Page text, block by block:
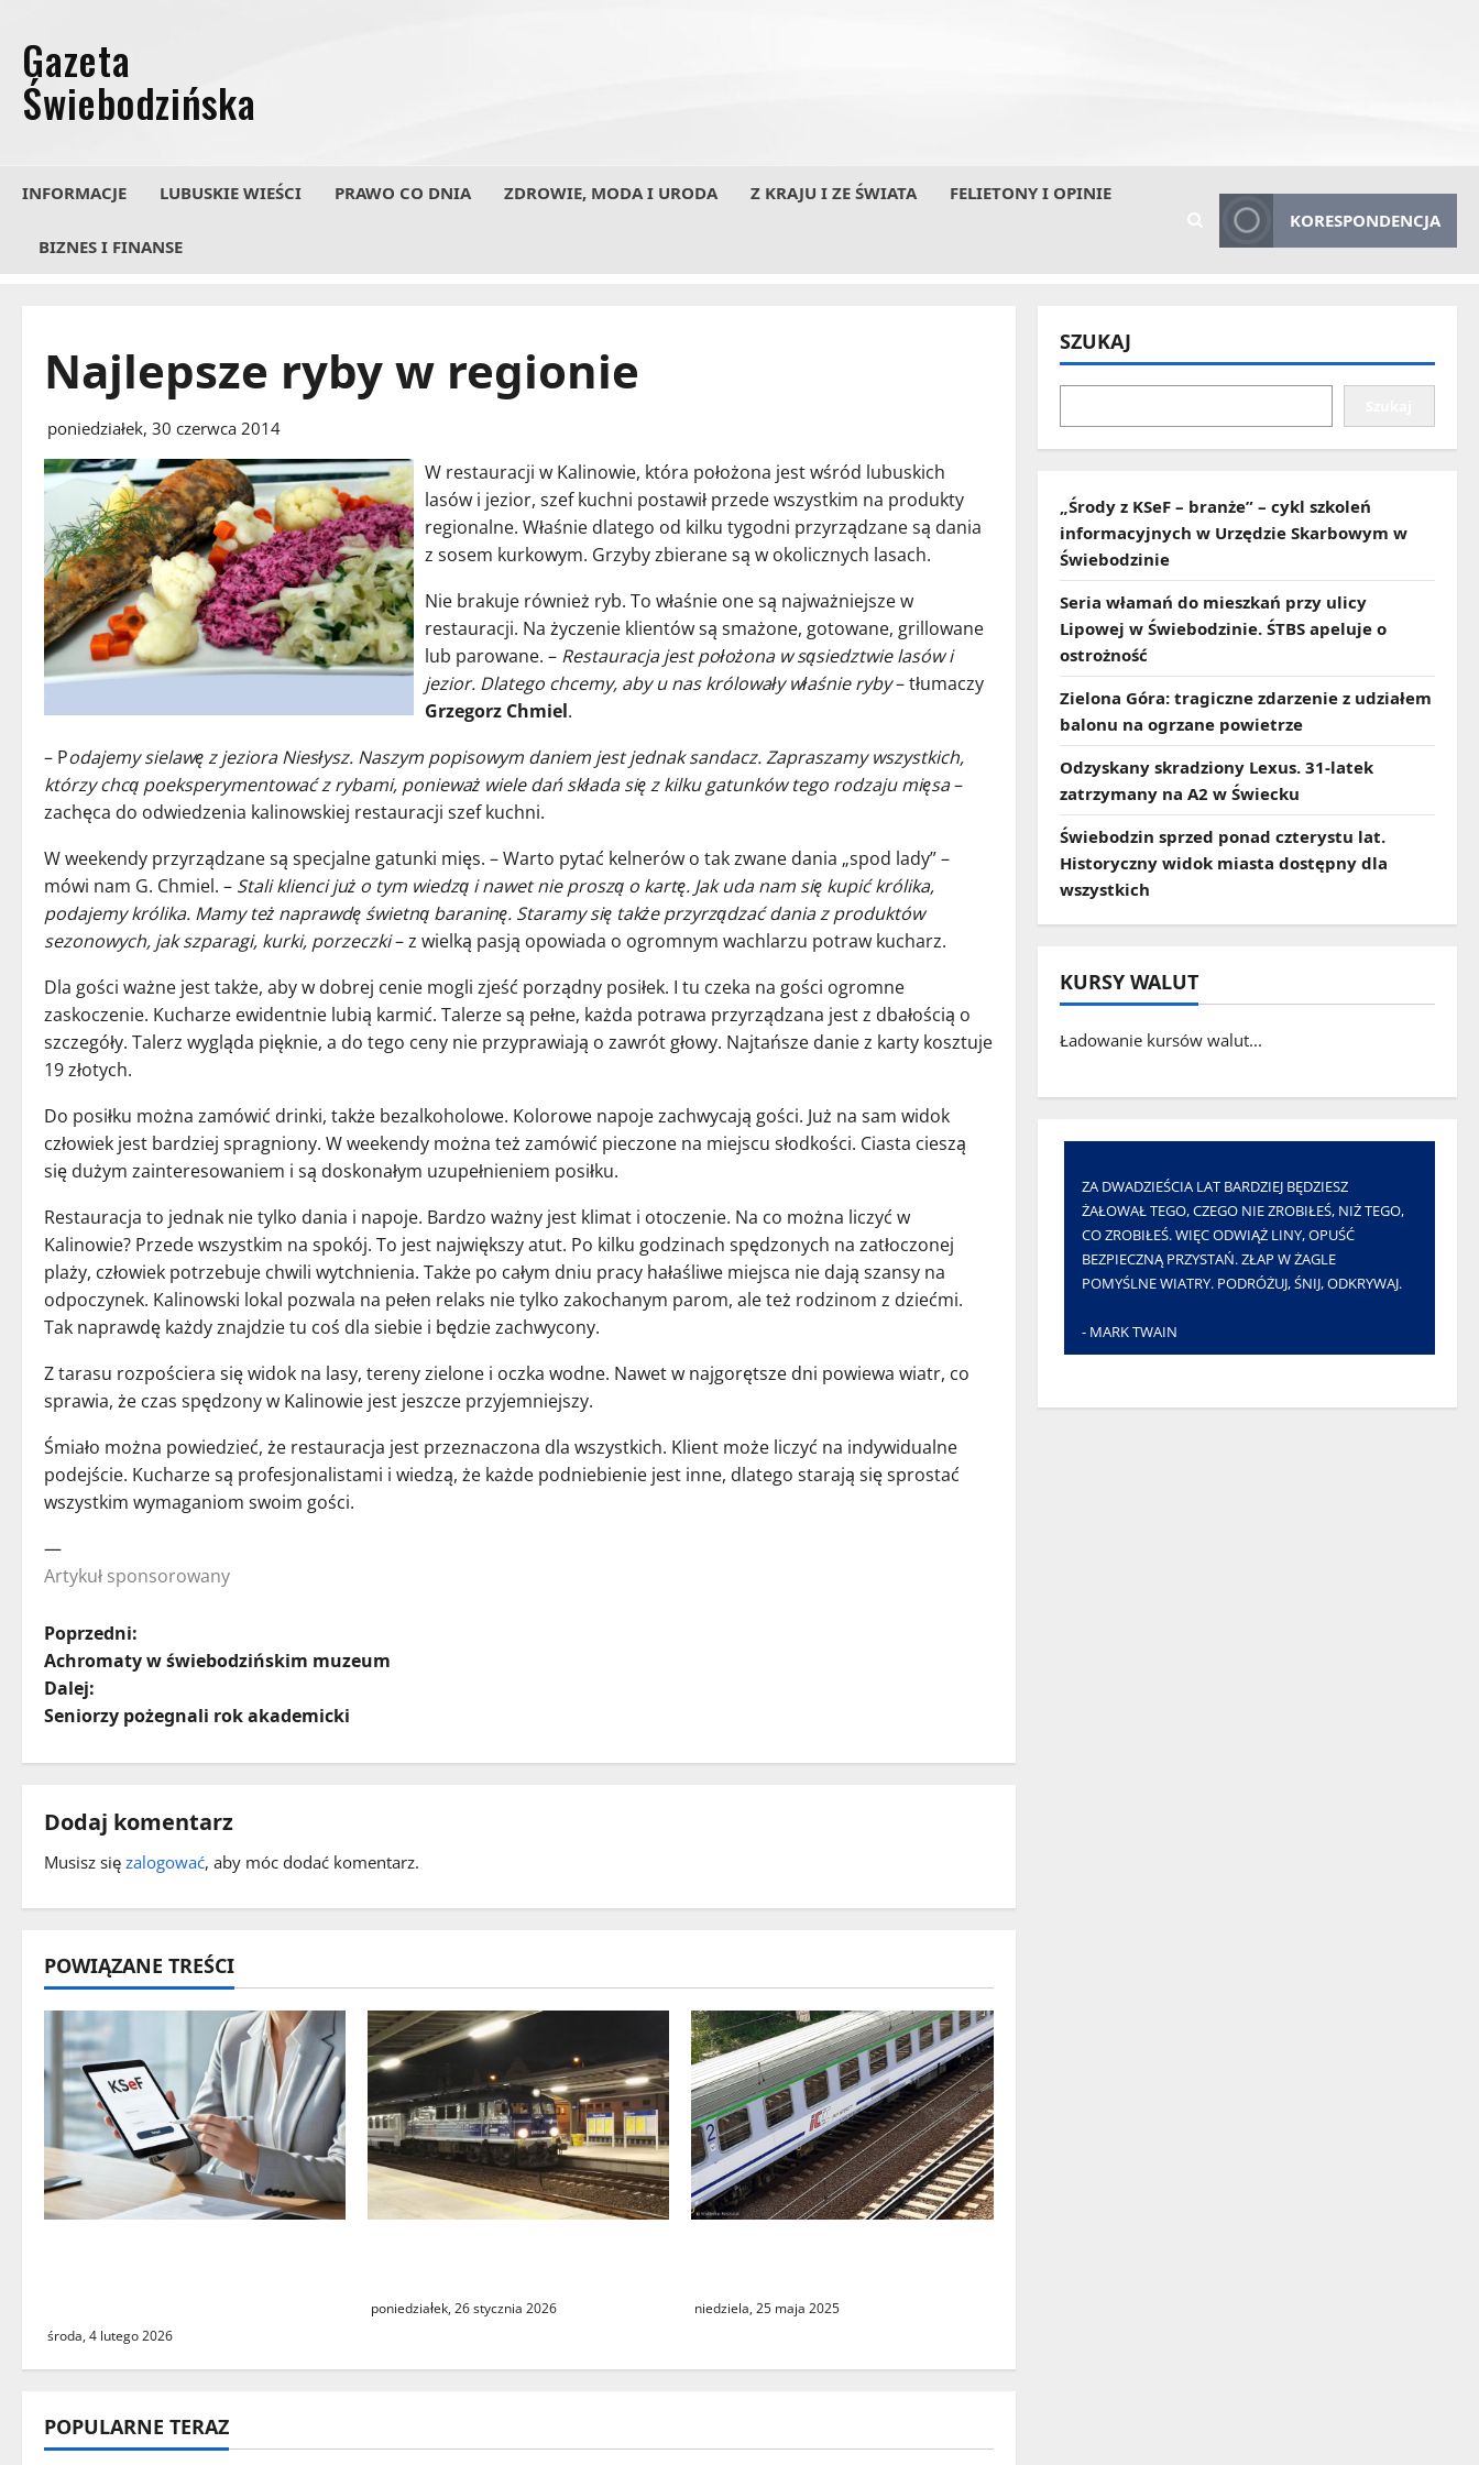
treści
INFORMACJE LUBUSKIE WIEŚCI PRAWO CO DNIA ZDROWIE, MODA I URODA Z KRAJU I ZE ŚWIATA FELIETONY I OPINIE
BIZNES I FINANSE
KORESPONDENCJA
Najlepsze ryby w regionie
poniedziałek, 30 czerwca 2014
W restauracji w Kalinowie, która położona jest wśród lubuskich
lasów i jezior, szef kuchni postawił przede wszystkim na produkty
regionalne. Właśnie dlatego od kilku tygodni przyrządzane są dania
z sosem kurkowym. Grzyby zbierane są w okolicznych lasach.
Nie brakuje również ryb. To właśnie one są najważniejsze w
restauracji. Na życzenie klientów są smażone, gotowane, grillowane
lub parowane. – Restauracja jest położona w sąsiedztwie lasów i
jezior. Dlatego chcemy, aby u nas królowały właśnie ryby– tłumaczy
Grzegorz Chmiel.
– Podajemy sielawę z jeziora Niesłysz. Naszym popisowym daniem jest jednak sandacz. Zapraszamy wszystkich,
którzy chcą poeksperymentować z rybami, ponieważ wiele dań składa się z kilku gatunków tego rodzaju mięsa–
zachęca do odwiedzenia kalinowskiej restauracji szef kuchni.
W weekendy przyrządzane są specjalne gatunki mięs. – Warto pytać kelnerów o tak zwane dania „spod lady” –
mówi nam G. Chmiel. – Stali klienci już o tym wiedzą i nawet nie proszą o kartę. Jak uda nam się kupić królika,
podajemy królika. Mamy też naprawdę świetną baraninę. Staramy się także przyrządzać dania z produktów
sezonowych, jak szparagi, kurki, porzeczki– z wielką pasją opowiada o ogromnym wachlarzu potraw kucharz.
Dla gości ważne jest także, aby w dobrej cenie mogli zjeść porządny posiłek. I tu czeka na gości ogromne
zaskoczenie. Kucharze ewidentnie lubią karmić. Talerze są pełne, każda potrawa przyrządzana jest z dbałością o
szczegóły. Talerz wygląda pięknie, a do tego ceny nie przyprawiają o zawrót głowy. Najtańsze danie z karty kosztuje
19 złotych.
Do posiłku można zamówić drinki, także bezalkoholowe. Kolorowe napoje zachwycają gości. Już na sam widok
człowiek jest bardziej spragniony. W weekendy można też zamówić pieczone na miejscu słodkości. Ciasta cieszą
się dużym zainteresowaniem i są doskonałym uzupełnieniem posiłku.
Restauracja to jednak nie tylko dania i napoje. Bardzo ważny jest klimat i otoczenie. Na co można liczyć w
Kalinowie? Przede wszystkim na spokój. To jest największy atut. Po kilku godzinach spędzonych na zatłoczonej
plaży, człowiek potrzebuje chwili wytchnienia. Także po całym dniu pracy hałaśliwe miejsca nie dają szansy na
odpoczynek. Kalinowski lokal pozwala na pełen relaks nie tylko zakochanym parom, ale też rodzinom z dziećmi.
Tak naprawdę każdy znajdzie tu coś dla siebie i będzie zachwycony.
Z tarasu rozpościera się widok na lasy, tereny zielone i oczka wodne. Nawet w najgorętsze dni powiewa wiatr, co
sprawia, że czas spędzony w Kalinowie jest jeszcze przyjemniejszy.
Śmiało można powiedzieć, że restauracja jest przeznaczona dla wszystkich. Klient może liczyć na indywidualne
podejście. Kucharze są profesjonalistami i wiedzą, że każde podniebienie jest inne, dlatego starają się sprostać
wszystkim wymaganiom swoim gości.
—
Artykuł sponsorowany
Z
o
b
a
c
z
w
p
i
s
y
Poprzedni:
Achromaty w świebodzińskim muzeum
Dalej:
Seniorzy pożegnali rok akademicki
Dodaj komentarz
Musisz się zalogować, aby móc dodać komentarz.
POWIĄZANE TREŚCI
środa, 4 lutego 2026
poniedziałek, 26 stycznia 2026 niedziela, 25 maja 2025
POPULARNE TERAZ
SZUKAJ
„Środy z KSeF – branże” – cykl szkoleń
informacyjnych w Urzędzie Skarbowym w
Świebodzinie
Seria włamań do mieszkań przy ulicy
Lipowej w Świebodzinie. ŚTBS apeluje o
ostrożność
Zielona Góra: tragiczne zdarzenie z udziałem
balonu na ogrzane powietrze
Odzyskany skradziony Lexus. 31‑latek
zatrzymany na A2 w Świecku
Świebodzin sprzed ponad czterystu lat.
Historyczny widok miasta dostępny dla
wszystkich
KURSY WALUT
Ładowanie kursów walut...
ZA DWADZIEŚCIA LAT BARDZIEJ BĘDZIESZ
ŻAŁOWAŁ TEGO, CZEGO NIE ZROBIŁEŚ, NIŻ TEGO,
CO ZROBIŁEŚ. WIĘC ODWIĄŻ LINY, OPUŚĆ
BEZPIECZNĄ PRZYSTAŃ. ZŁAP W ŻAGLE
POMYŚLNE WIATRY. PODRÓŻUJ, ŚNIJ, ODKRYWAJ.
- MARK TWAIN